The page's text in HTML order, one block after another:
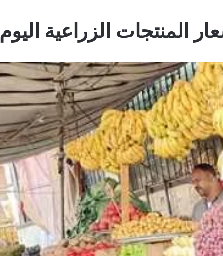
المنتجات الزراعية اليوم